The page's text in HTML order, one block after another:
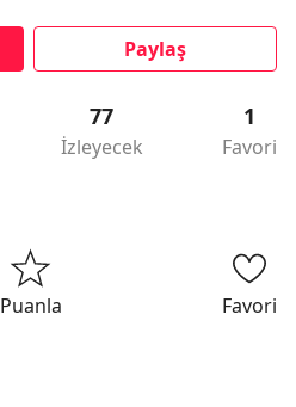
Paylaş
77
İzleyecek
1
Favori
Puanla Favori